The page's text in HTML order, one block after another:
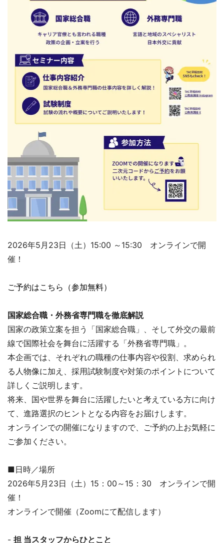
2026年5月23日（土）15:00 ～15:30 オンラインで開
催！
ご予約はこちら（参加無料）
国家総合職・外務省専門職を徹底解説
国家の政策立案を担う「国家総合職」、そして外交の最前
線で国際社会を舞台に活躍する「外務省専門職」。
本企画では、それぞれの職種の仕事内容や役割、求められ
る人物像に加え、採用試験制度や対策のポイントについて
詳しくご説明します。
将来、国や世界を舞台に活躍したいと考えている方に向け
て、進路選択のヒントとなる内容をお届けします。
オンラインでの開催になりますので、ご予約の上お気軽に
ご参加ください。
■日時／場所
2026年5月23日（土）15：00～15：30 オンラインで開
催！
オンラインで開催（Zoomにて配信します）
- 担 当スタッフからひとこと